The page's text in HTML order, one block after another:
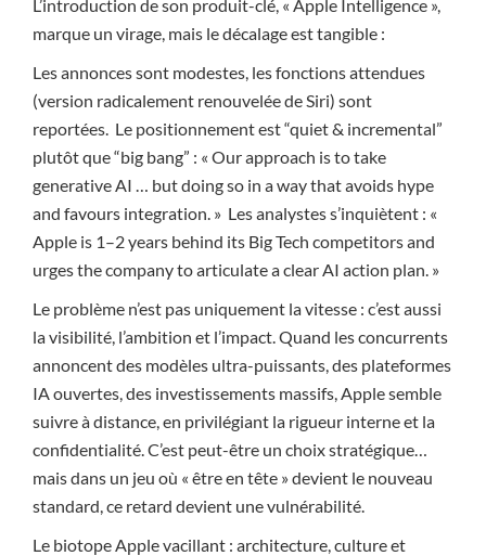
L’introduction de son produit-clé, « Apple Intelligence »,
marque un virage, mais le décalage est tangible :
Les annonces sont modestes, les fonctions attendues
(version radicalement renouvelée de Siri) sont
reportées. Le positionnement est “quiet & incremental”
plutôt que “big bang” : « Our approach is to take
generative AI … but doing so in a way that avoids hype
and favours integration. » Les analystes s’inquiètent : «
Apple is 1–2 years behind its Big Tech competitors and
urges the company to articulate a clear AI action plan. »
Le problème n’est pas uniquement la vitesse : c’est aussi
la visibilité, l’ambition et l’impact. Quand les concurrents
annoncent des modèles ultra-puissants, des plateformes
IA ouvertes, des investissements massifs, Apple semble
suivre à distance, en privilégiant la rigueur interne et la
confidentialité. C’est peut-être un choix stratégique…
mais dans un jeu où « être en tête » devient le nouveau
standard, ce retard devient une vulnérabilité.
Le biotope Apple vacillant : architecture, culture et